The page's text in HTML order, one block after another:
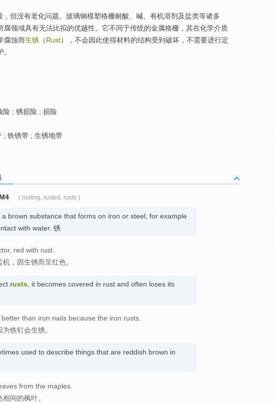
，但没有老化问题。玻璃钢模塑格栅耐酸、碱、有机溶剂及盐类等诸多
腐领域具有无法比拟的优越性。它不同于传统的金属格栅，其在化学介质
腐蚀而生锈 （Rust），不会因此使得材料的结构受到破坏，不需要进行定
险 ; 锈损险 ; 损险
; 铁锈带 ; 生锈地带
( rusting, rusted, rusts )
a brown substance that forms on iron or steel, for example
with water. 锈
red with rust.
，因生锈而呈红色。
rusts , it becomes covered in rust and often loses its
than iron nails because the iron rusts.
铁钉会生锈。
used to describe things that are reddish brown in
from the maples.
间的枫叶。